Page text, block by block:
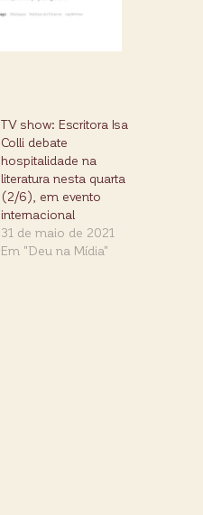
TV show: Escritora Isa
Colli debate
hospitalidade na
literatura nesta quarta
(2/6), em evento
internacional
31 de maio de 2021
Em "Deu na Mídia"